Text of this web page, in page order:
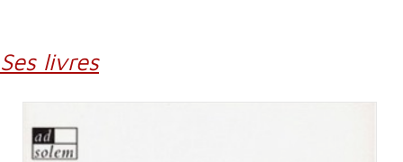
Ses livres